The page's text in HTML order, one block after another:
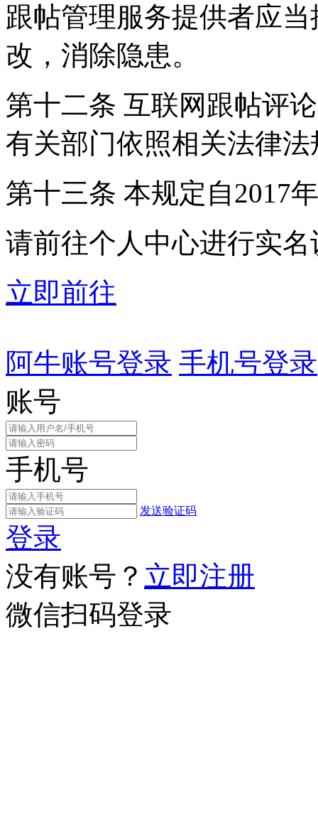
跟帖管理服务提供者应
改，消除隐患。
第十二条 互联网跟帖评
有关部门依照相关法律
第十三条 本规定自2017
请前往个人中心进行实名
立即前往
阿牛账号登录 手机号登录
账号
手机号
发送验证码
登录
没有账号？ 立即注册
微信扫码登录